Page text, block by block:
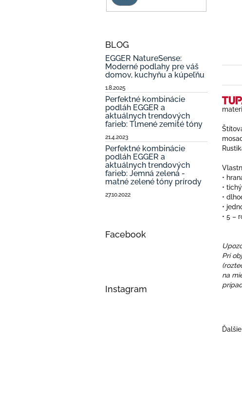
BLOG
EGGER NatureSense:
Moderné podlahy pre váš
domov, kuchyňu a kúpeľňu
1.8.2025
Perfektné kombinácie
podláh EGGER a
aktuálnych trendových
farieb: Tlmené zemité tóny
21.4.2023
Perfektné kombinácie
podláh EGGER a
aktuálnych trendových
farieb: Jemná zelená -
matné zelené tóny prírody
27.10.2022
Facebook
Instagram
•
•
•
•
• 5 –
Pri
na